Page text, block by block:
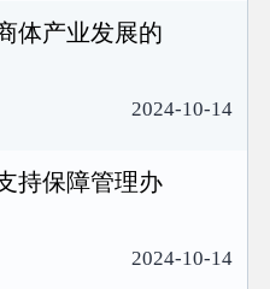
体产业发展的
2024-10-14
持保障管理办
2024-10-14